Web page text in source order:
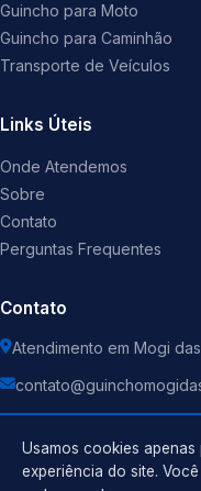
Guincho para Moto
Guincho para Caminhão
Transporte de Veículos
Links Úteis
Onde Atendemos
Sobre
Contato
Perguntas Frequentes
Contato
Atendimento em Mogi
Usamos cookies
experiência do site.